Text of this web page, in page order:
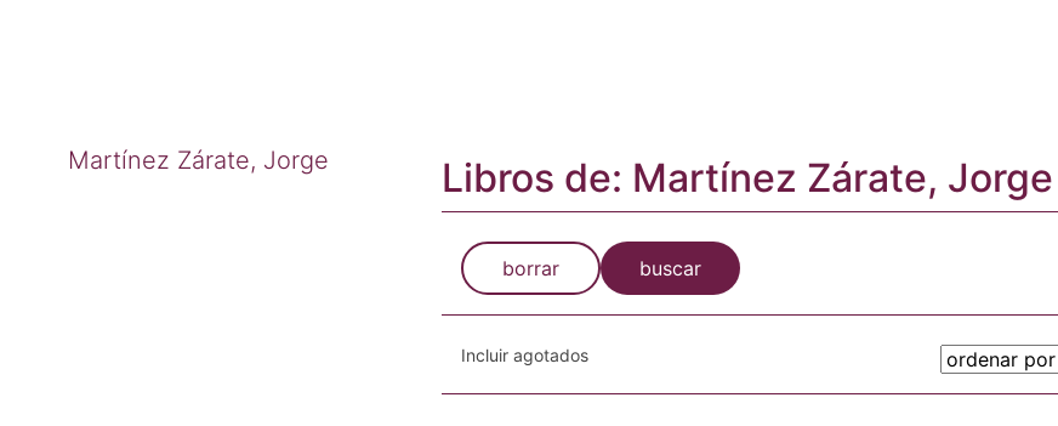
Martínez Zárate, Jorge Libros de: Martínez Zárate, Jorge
borrar buscar
Incluir agotados